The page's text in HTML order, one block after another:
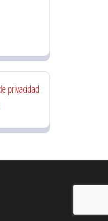
privacidad